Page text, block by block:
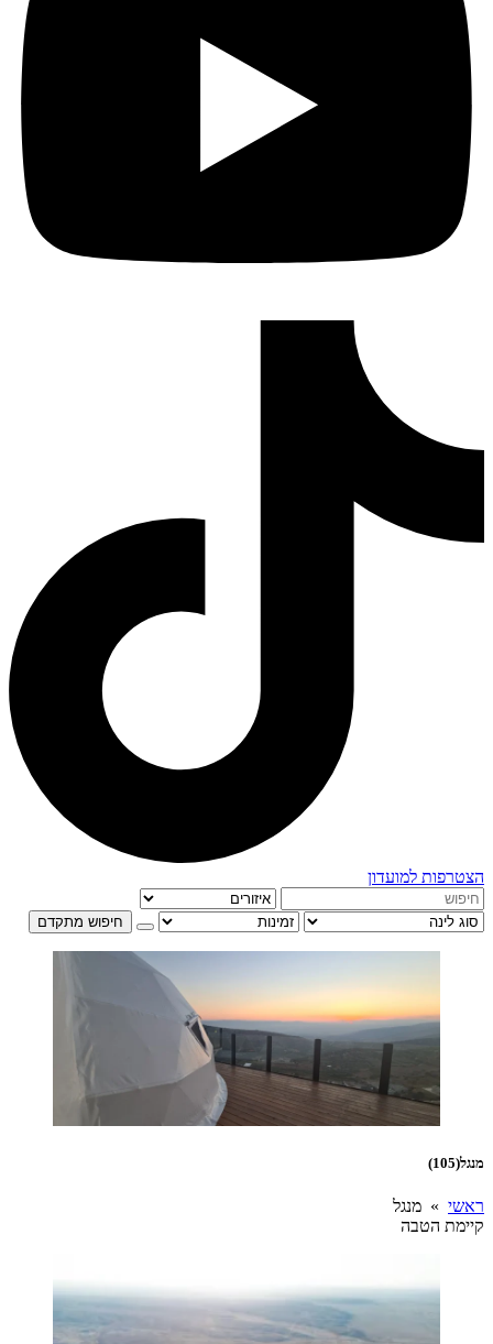
הצטרפות למועדון
חיפוש מתקדם
מנגל(105)
ראשי » מנגל
קיימת הטבה